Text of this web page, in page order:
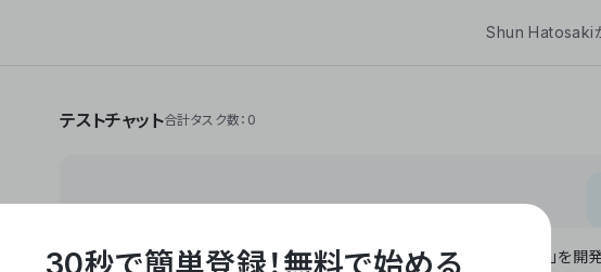
Shun Hatosaki
テストチャット合計タスク数：0
**Yoom株式会社は、ビジネスオートメーションSaaS「Yoom」を開発
30秒で簡単登録！無料で始める